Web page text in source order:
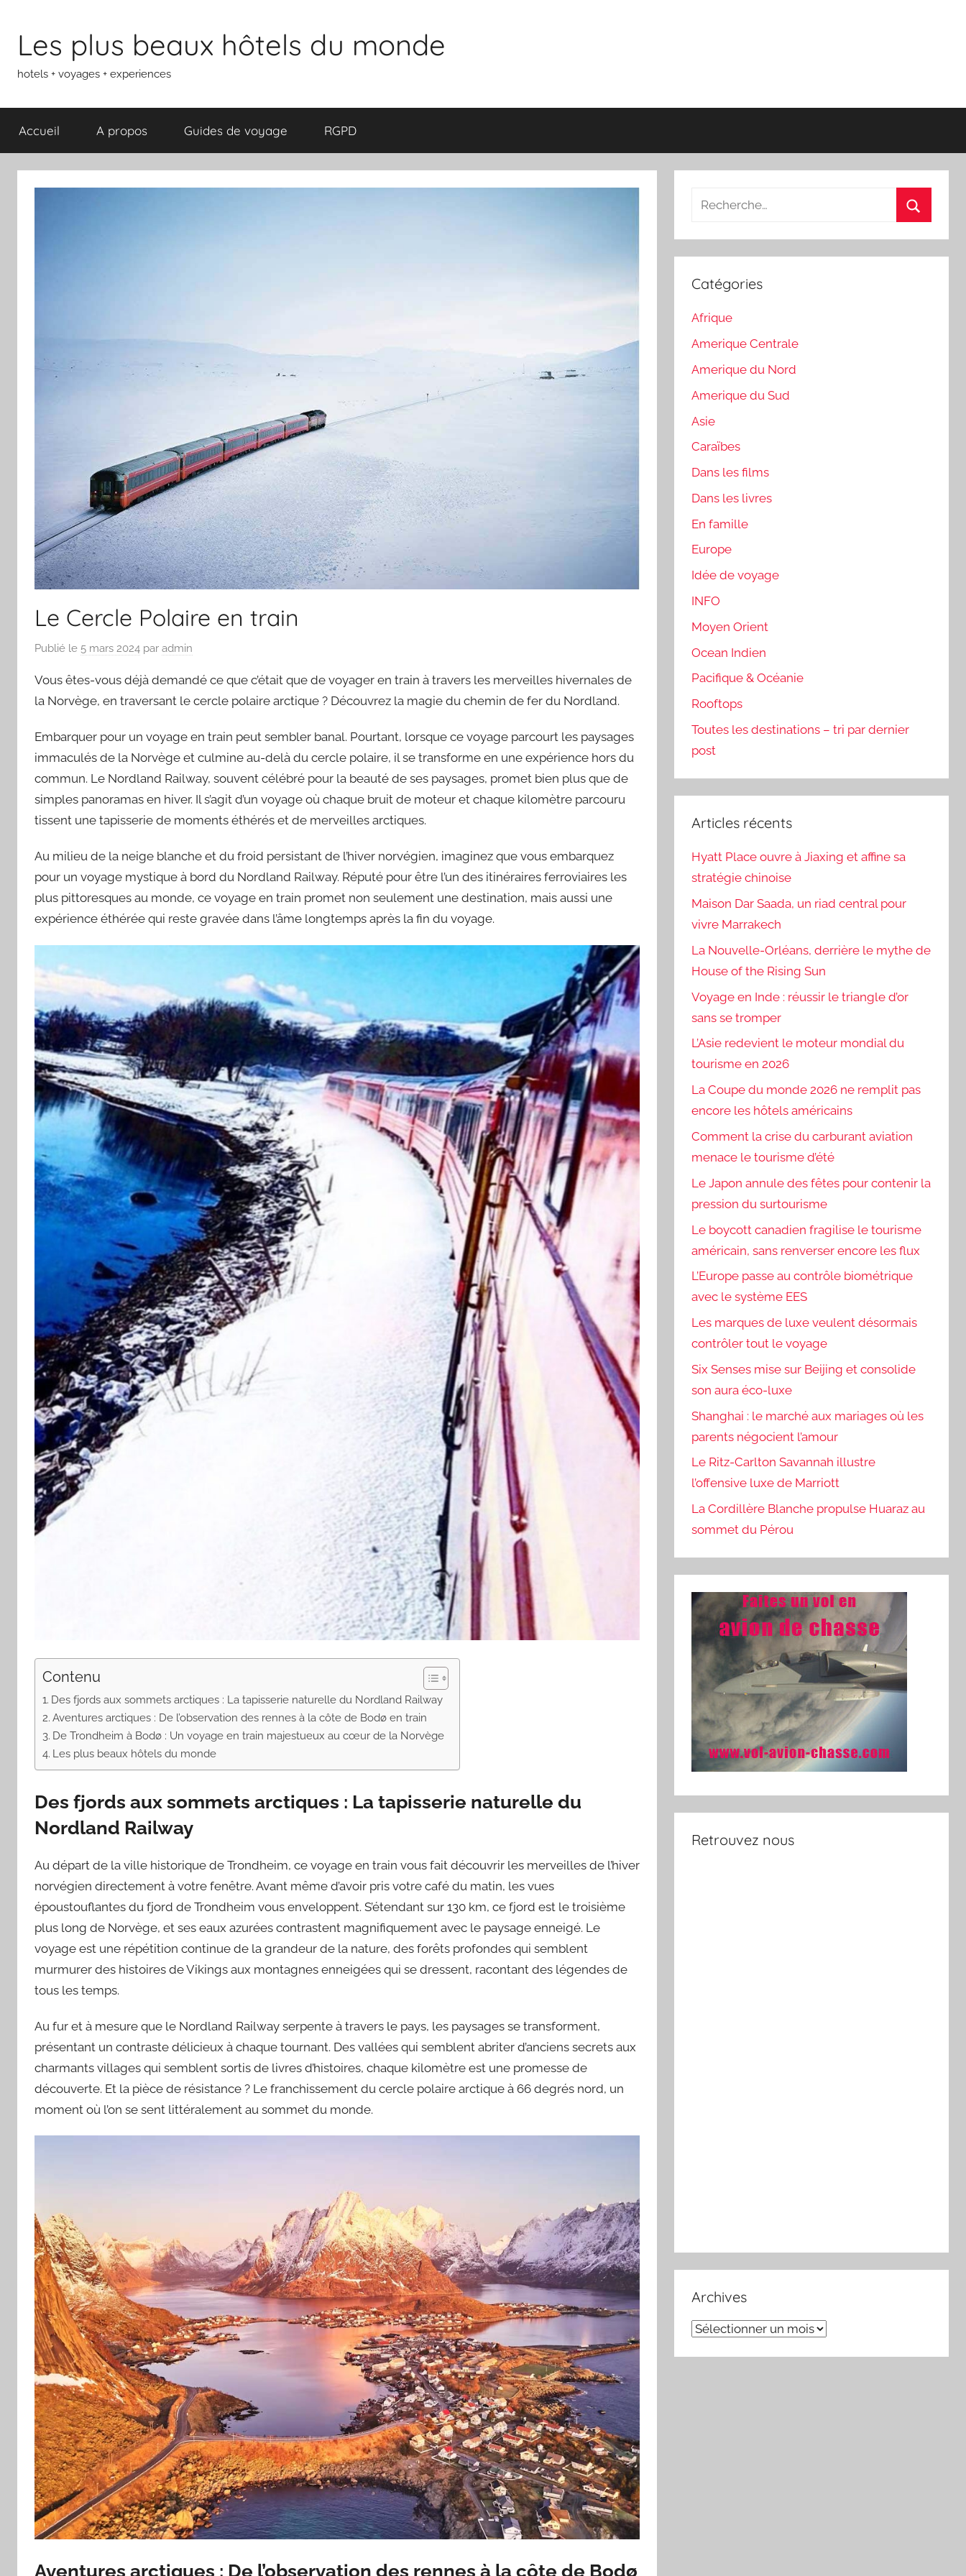
contenu
Les plus beaux hôtels du monde
hotels + voyages + experiences
Accueil A propos Guides de voyage RGPD
Le Cercle Polaire en train
Publié le 5 mars 2024 par admin
Vous êtes-vous déjà demandé ce que c’était que de voyager en train à travers les merveilles hivernales de
la Norvège, en traversant le cercle polaire arctique ? Découvrez la magie du chemin de fer du Nordland.
Embarquer pour un voyage en train peut sembler banal. Pourtant, lorsque ce voyage parcourt les paysages
immaculés de la Norvège et culmine au-delà du cercle polaire, il se transforme en une expérience hors du
commun. Le Nordland Railway, souvent célébré pour la beauté de ses paysages, promet bien plus que de
simples panoramas en hiver. Il s’agit d’un voyage où chaque bruit de moteur et chaque kilomètre parcouru
tissent une tapisserie de moments éthérés et de merveilles arctiques.
Au milieu de la neige blanche et du froid persistant de l’hiver norvégien, imaginez que vous embarquez
pour un voyage mystique à bord du Nordland Railway. Réputé pour être l’un des itinéraires ferroviaires les
plus pittoresques au monde, ce voyage en train promet non seulement une destination, mais aussi une
expérience éthérée qui reste gravée dans l’âme longtemps après la fin du voyage.
Contenu
Des fjords aux sommets arctiques : La tapisserie naturelle du Nordland Railway
Aventures arctiques : De l’observation des rennes à la côte de Bodø en train
De Trondheim à Bodø : Un voyage en train majestueux au cœur de la Norvège
Les plus beaux hôtels du monde
Des fjords aux sommets arctiques : La tapisserie naturelle du
Nordland Railway
Au départ de la ville historique de Trondheim, ce voyage en train vous fait découvrir les merveilles de l’hiver
norvégien directement à votre fenêtre. Avant même d’avoir pris votre café du matin, les vues
époustouflantes du fjord de Trondheim vous enveloppent. S’étendant sur 130 km, ce fjord est le troisième
plus long de Norvège, et ses eaux azurées contrastent magnifiquement avec le paysage enneigé. Le
voyage est une répétition continue de la grandeur de la nature, des forêts profondes qui semblent
murmurer des histoires de Vikings aux montagnes enneigées qui se dressent, racontant des légendes de
tous les temps.
Au fur et à mesure que le Nordland Railway serpente à travers le pays, les paysages se transforment,
présentant un contraste délicieux à chaque tournant. Des vallées qui semblent abriter d’anciens secrets aux
charmants villages qui semblent sortis de livres d’histoires, chaque kilomètre est une promesse de
découverte. Et la pièce de résistance ? Le franchissement du cercle polaire arctique à 66 degrés nord, un
moment où l’on se sent littéralement au sommet du monde.
Aventures arctiques : De l’observation des rennes à la côte de Bodø
Recherche
:
Catégories
Afrique
Amerique Centrale
Amerique du Nord
Amerique du Sud
Asie
Caraïbes
Dans les films
Dans les livres
En famille
Europe
Idée de voyage
INFO
Moyen Orient
Ocean Indien
Pacifique & Océanie
Rooftops
Toutes les destinations – tri par dernier
post
Articles récents
Hyatt Place ouvre à Jiaxing et affine sa
stratégie chinoise
Maison Dar Saada, un riad central pour
vivre Marrakech
La Nouvelle-Orléans, derrière le mythe de
House of the Rising Sun
Voyage en Inde : réussir le triangle d’or
sans se tromper
L’Asie redevient le moteur mondial du
tourisme en 2026
La Coupe du monde 2026 ne remplit pas
encore les hôtels américains
Comment la crise du carburant aviation
menace le tourisme d’été
Le Japon annule des fêtes pour contenir la
pression du surtourisme
Le boycott canadien fragilise le tourisme
américain, sans renverser encore les flux
L’Europe passe au contrôle biométrique
avec le système EES
Les marques de luxe veulent désormais
contrôler tout le voyage
Six Senses mise sur Beijing et consolide
son aura éco-luxe
Shanghai : le marché aux mariages où les
parents négocient l’amour
Le Ritz-Carlton Savannah illustre
l’offensive luxe de Marriott
La Cordillère Blanche propulse Huaraz au
sommet du Pérou
Retrouvez nous
Archives
Archives